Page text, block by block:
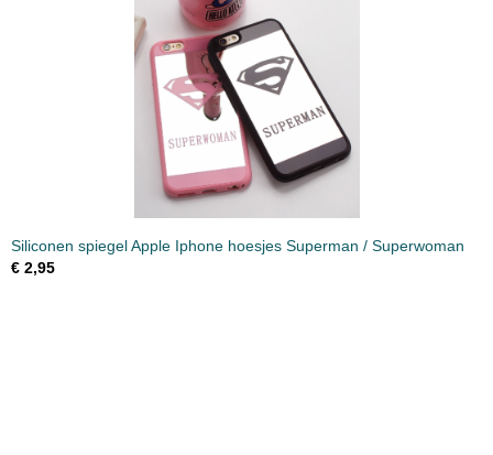
Siliconen spiegel Apple Iphone hoesjes Superman / Superwoman
€ 2,95